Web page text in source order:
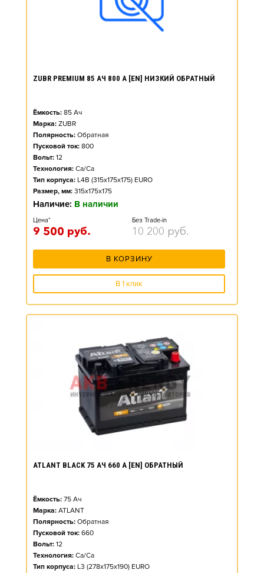
ZUBR PREMIUM 85 АЧ 800 А [EN] НИЗКИЙ ОБРАТНЫЙ
Ёмкость: 85 Ач
Марка: ZUBR
Полярность: Обратная
Пусковой ток: 800
Вольт: 12
Технология: Ca/Ca
Тип корпуса: L4B (315x175x175) EURO
Размер, мм: 315x175x175
Наличие: В наличии
Цена*
9 500 руб.
Без Trade-in
10 200 руб.
В КОРЗИНУ
В 1 клик
ATLANT BLACK 75 АЧ 660 А [EN] ОБРАТНЫЙ
Ёмкость: 75 Ач
Марка: ATLANT
Полярность: Обратная
Пусковой ток: 660
Вольт: 12
Технология: Ca/Ca
Тип корпуса: L3 (278x175x190) EURO